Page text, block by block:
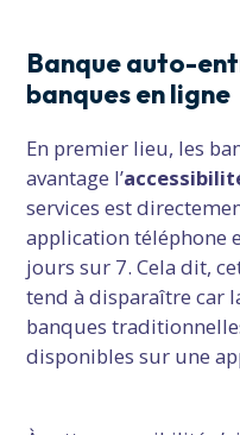
Banque auto-
banques en ligne
En premier lieu, les
avantage l’
services est
application téléphone
jours sur 7. Cela dit,
tend à disparaître car
banques
disponibles sur une